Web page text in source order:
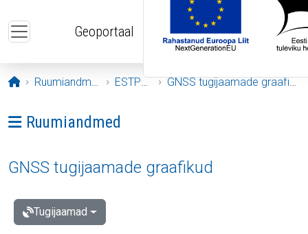
Geoportaal
Avaleht
Ruumiandmed ESTPOS GNSS tugijaamade graafikud
Ava menüü: Ruumiandmed
Ruumiandmed
GNSS tugijaamade graafikud
Tugijaamad